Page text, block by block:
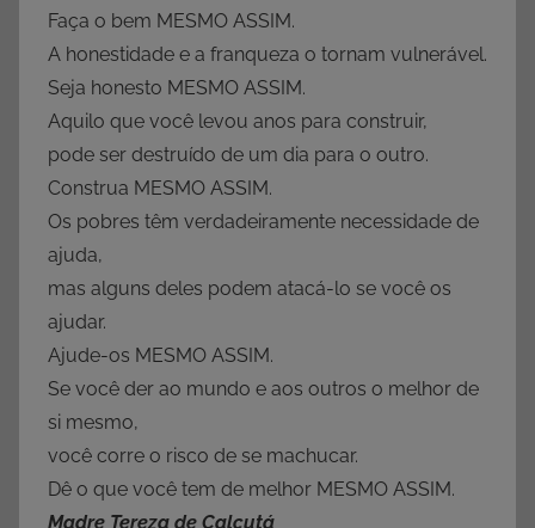
Faça o bem MESMO ASSIM.
A honestidade e a franqueza o tornam vulnerável.
Seja honesto MESMO ASSIM.
Aquilo que você levou anos para construir,
pode ser destruído de um dia para o outro.
Construa MESMO ASSIM.
Os pobres têm verdadeiramente necessidade de
ajuda,
mas alguns deles podem atacá-lo se você os
ajudar.
Ajude-os MESMO ASSIM.
Se você der ao mundo e aos outros o melhor de
si mesmo,
você corre o risco de se machucar.
Dê o que você tem de melhor MESMO ASSIM.
Madre Tereza de Calcutá